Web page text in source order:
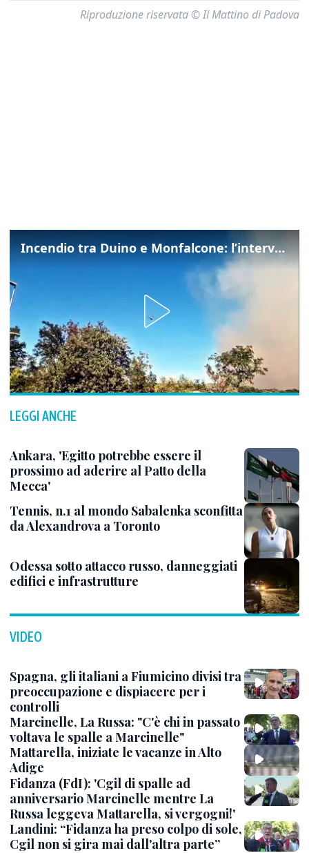
Riproduzione riservata © Il Mattino di Padova
Incendio tra Duino e Monfalcone: l’intervento dei vigili del fuoco
LEGGI ANCHE
Ankara, 'Egitto potrebbe essere il
prossimo ad aderire al Patto della
Mecca'
Tennis, n.1 al mondo Sabalenka sconfitta
da Alexandrova a Toronto
Odessa sotto attacco russo, danneggiati
edifici e infrastrutture
VIDEO
Spagna, gli italiani a Fiumicino divisi tra
preoccupazione e dispiacere per i
controlli
Marcinelle, La Russa: "C'è chi in passato
voltava le spalle a Marcinelle"
Mattarella, iniziate le vacanze in Alto
Adige
Fidanza (FdI): 'Cgil di spalle ad
anniversario Marcinelle mentre La
Russa leggeva Mattarella, si vergogni!'
Landini: “Fidanza ha preso colpo di sole,
Cgil non si gira mai dall'altra parte”